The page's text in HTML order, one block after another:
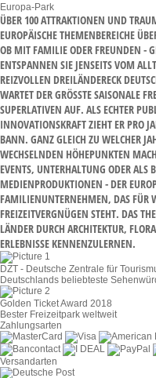
Europa-Park
ÜBER 100 ATTRAKTIONEN UND
EUROPÄISCHE THEMENBEREICHE
OB MIT FAMILIE ODER FREUNDEN -
NTSPANNEN SIE JENSEITS VOM
EIZVOLLEN DREILÄNDERECK
ARTET DER GRÖSSTE SAISONALE
PERLATIVEN AUF. ALS ECHTER
NOVATIONSKRAFT ZIEHT ER PRO
NN. GANZ GLEICH ZU WELCHER
CHSELNDEN HÖHEPUNKTEN
ENTS, UNTERHALTUNG ODER ALS
IENPRODUKTIONEN - DER EUROPA-
ILIENUNTERNEHMEN, DAS FÜR
IZEITVERGNÜGEN STEHT. DAS
DER DURCH ARCHITEKTUR, FLORA
EBNISSE KENNENZULERNEN.
DZT - Deutsche Zentrale für
Deutschlands beliebteste
Golden Ticket Award 2018
Bester Freizeitpark weltweit
Zahlungsarten
Versandarten